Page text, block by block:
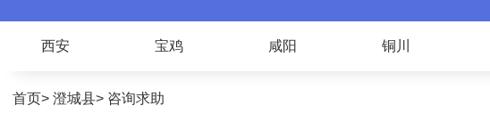
西安 宝鸡 咸阳 铜川
首页> 澄城县> 咨询求助